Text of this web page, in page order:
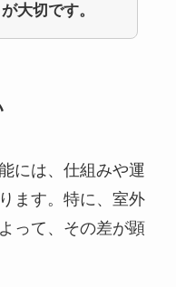
大切です。
には、仕組みや運
ます。特に、室外
って、その差が顕